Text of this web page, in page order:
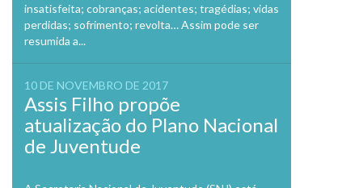
insatisfeita; cobranças; acidentes; tragédias; vidas
perdidas; sofrimento; revolta… Assim pode ser
resumida a...
10 DE NOVEMBRO DE 2017
Assis Filho propõe
atualização do Plano Nacional
de Juventude